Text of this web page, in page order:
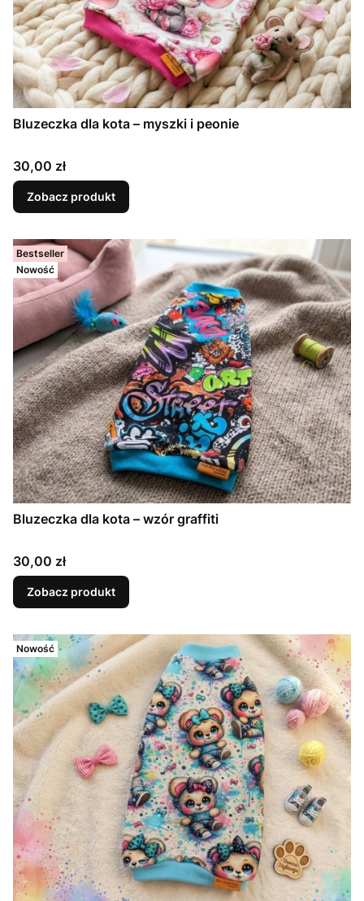
Bluzeczka dla kota – myszki i peonie
Cena
30,00 zł
Zobacz produkt
Bestseller
Nowość
Bluzeczka dla kota – wzór graffiti
Cena
30,00 zł
Zobacz produkt
Nowość